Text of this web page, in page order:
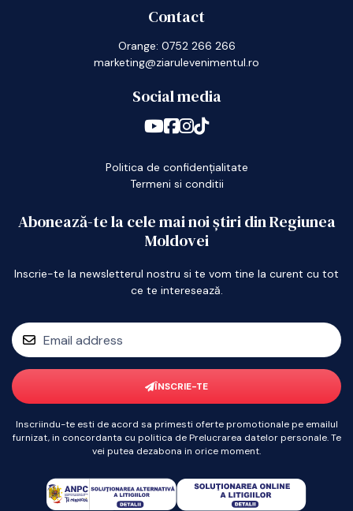
Contact
Orange: 0752 266 266
marketing@ziarulevenimentul.ro
Social media
Politica de confidențialitate
Termeni si conditii
Abonează-te la cele mai noi știri din Regiunea
Moldovei
Inscrie-te la newsletterul nostru si te vom tine la curent cu tot
ce te interesează.
ÎNSCRIE-TE
Inscriindu-te esti de acord sa primesti oferte promotionale pe emailul
furnizat, in concordanta cu politica de Prelucrarea datelor personale. Te
vei putea dezabona in orice moment.